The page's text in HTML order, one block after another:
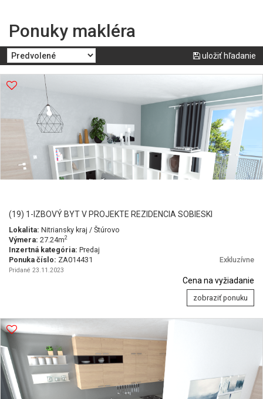
Ponuky makléra
uložiť hľadanie
(19) 1-IZBOVÝ BYT V PROJEKTE REZIDENCIA SOBIESKI
Lokalita: Nitriansky kraj / Štúrovo
Výmera: 27.24m2
Inzertná kategória: Predaj
Ponuka číslo: ZA014431 Exkluzívne
Pridané 23.11.2023
Cena na vyžiadanie
zobraziť ponuku